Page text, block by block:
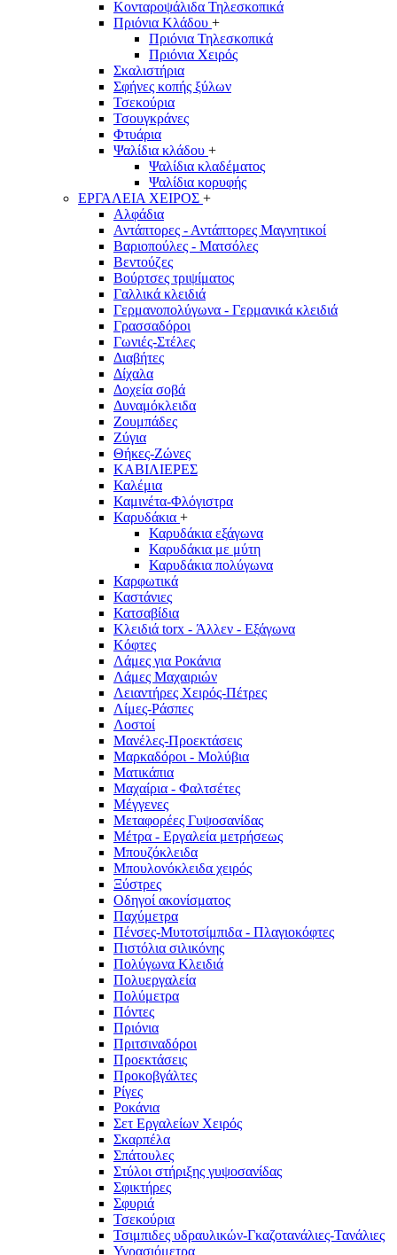
Κονταροψάλιδα Τηλεσκοπικά
Πριόνια Κλάδου +
Πριόνια Τηλεσκοπικά
Πριόνια Χειρός
Σκαλιστήρια
Σφήνες κοπής ξύλων
Τσεκούρια
Τσουγκράνες
Φτυάρια
Ψαλίδια κλάδου +
Ψαλίδια κλαδέματος
Ψαλίδια κορυφής
ΕΡΓΑΛΕΙΑ ΧΕΙΡΟΣ +
Αλφάδια
Αντάπτορες - Αντάπτορες Μαγνητικοί
Βαριοπούλες - Ματσόλες
Βεντούζες
Βούρτσες τριψίματος
Γαλλικά κλειδιά
Γερμανοπολύγωνα - Γερμανικά κλειδιά
Γρασσαδόροι
Γωνιές-Στέλες
Διαβήτες
Δίχαλα
Δοχεία σοβά
Δυναμόκλειδα
Ζουμπάδες
Ζύγια
Θήκες-Ζώνες
ΚΑΒΙΛΙΕΡΕΣ
Καλέμια
Καμινέτα-Φλόγιστρα
Καρυδάκια +
Καρυδάκια εξάγωνα
Καρυδάκια με μύτη
Καρυδάκια πολύγωνα
Καρφωτικά
Καστάνιες
Κατσαβίδια
Κλειδιά torx - Άλλεν - Εξάγωνα
Κόφτες
Λάμες για Ροκάνια
Λάμες Μαχαιριών
Λειαντήρες Χειρός-Πέτρες
Λίμες-Ράσπες
Λοστοί
Μανέλες-Προεκτάσεις
Μαρκαδόροι - Μολύβια
Ματικάπια
Μαχαίρια - Φαλτσέτες
Μέγγενες
Μεταφορέες Γυψοσανίδας
Μέτρα - Εργαλεία μετρήσεως
Μπουζόκλειδα
Μπουλονόκλειδα χειρός
Ξύστρες
Οδηγοί ακονίσματος
Παχύμετρα
Πένσες-Μυτοτσίμπιδα - Πλαγιοκόφτες
Πιστόλια σιλικόνης
Πολύγωνα Κλειδιά
Πολυεργαλεία
Πολύμετρα
Πόντες
Πριόνια
Πριτσιναδόροι
Προεκτάσεις
Προκοβγάλτες
Ρίγες
Ροκάνια
Σετ Εργαλείων Χειρός
Σκαρπέλα
Σπάτουλες
Στύλοι στήριξης γυψοσανίδας
Σφικτήρες
Σφυριά
Τσεκούρια
Τσιμπιδες υδραυλικών-Γκαζοτανάλιες-Τανάλιες
Υγρασιόμετρα